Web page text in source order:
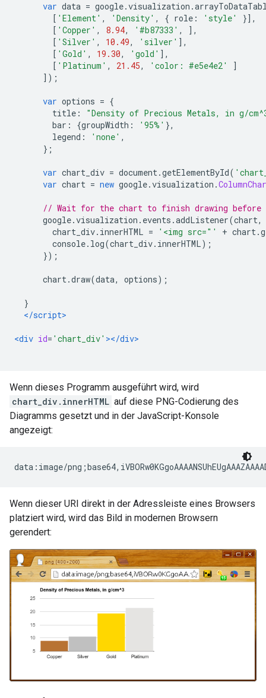
var data = google.visualization .
[ 'Element' , 'Density' , { role : 'style'
}],
[ 'Copper' , 8.94, '#b87333' ,
],
[ 'Silver' , 10.49, 'silver' ],
[ 'Gold' , 19.30, 'gold' ],
[ 'Platinum' , 21.45, 'color: #e5e4e2'
]
]);
var options = {
title :
"Density of Precious Metals, in g/
bar : {groupWidth : '95%' },
legend : 'none' ,
};
var chart_div = document.getElementById(
var chart = new google.visualization .
// Wait for the chart to finish drawing before
google.visualization . events .addListener(chart,
chart_div. innerHTML = '<img src="' + chart.
console. log(chart_div. innerHTML);
});
chart.draw(data, options);
}
</script>
<div id= 'chart_div' ></div>
Wenn dieses Programm ausgeführt wird, wird
chart_div.innerHTML auf diese PNG-Codierung des
Diagramms gesetzt und in der JavaScript-Konsole
angezeigt:
Wenn dieser URI direkt in der Adressleiste eines Browsers
platziert wird, wird das Bild in modernen Browsern
gerendert: